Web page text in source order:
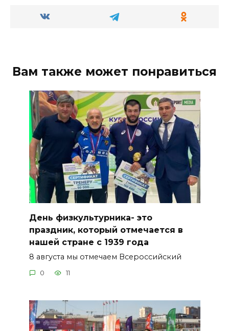
Вам также может понравиться
День физкультурника- это
праздник, который отмечается в
нашей стране с 1939 года
8 августа мы отмечаем Всероссийский
0 11